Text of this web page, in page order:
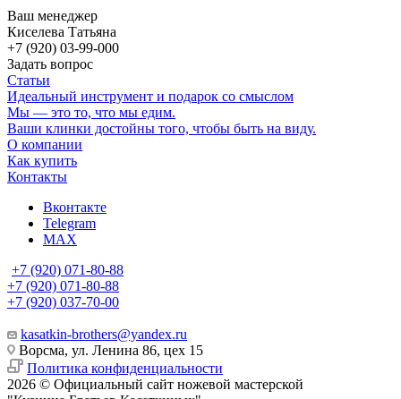
Ваш менеджер
Киселева Татьяна
+7 (920) 03-99-000
Задать вопрос
Статьи
Идеальный инструмент и подарок со смыслом
Мы — это то, что мы едим.
Ваши клинки достойны того, чтобы быть на виду.
О компании
Как купить
Контакты
Вконтакте
Telegram
MAX
+7 (920) 071-80-88
+7 (920) 071-80-88
+7 (920) 037-70-00
kasatkin-brothers@yandex.ru
Ворсма, ул. Ленина 86, цех 15
Политика конфиденциальности
2026 © Официальный сайт ножевой мастерской